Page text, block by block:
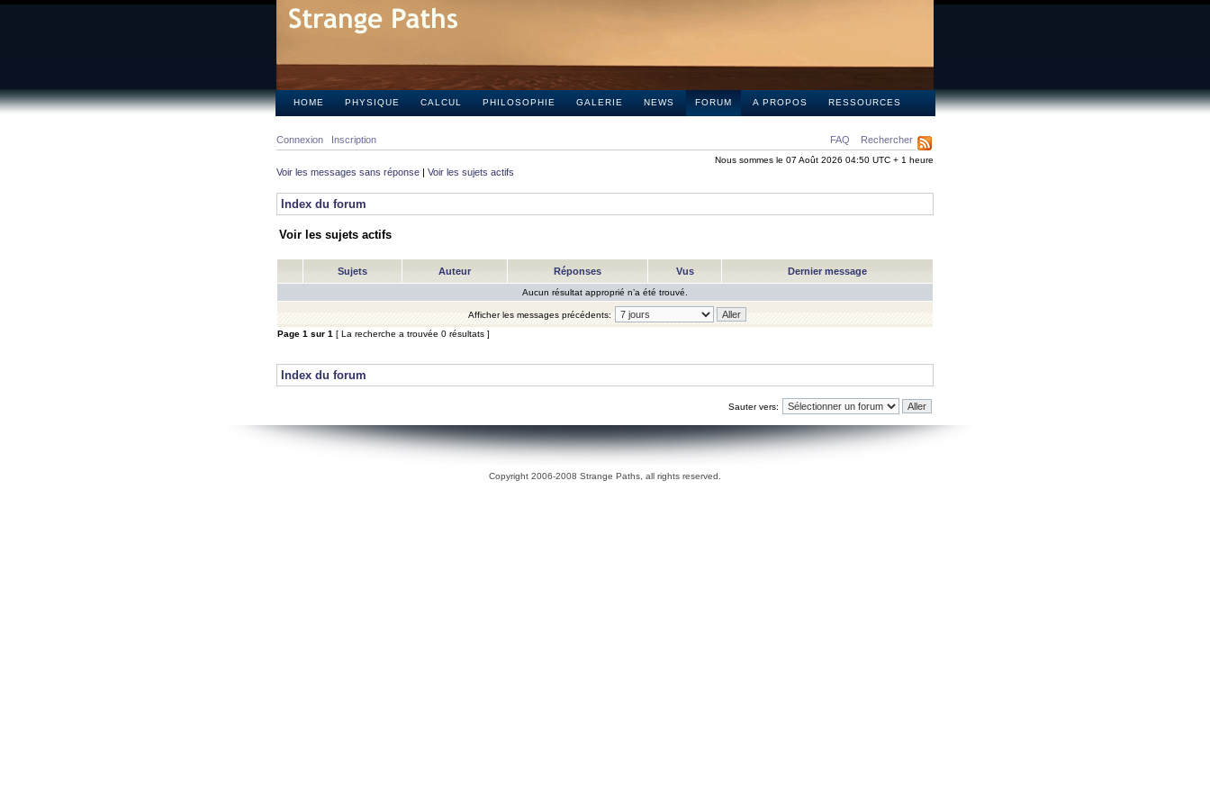
HOME PHYSIQUE CALCUL PHILOSOPHIE GALERIE NEWS FORUM A PROPOS RESSOURCES
FAQ Rechercher
Connexion Inscription
Nous sommes le 07 Août 2026 04:50 UTC + 1 heure
Voir les messages sans réponse | Voir les sujets actifs
Index du forum
Voir les sujets actifs
Sujets Auteur Réponses Vus Dernier message
Aucun résultat approprié n’a été trouvé.
Afficher les messages précédents:
Page 1 sur 1 [ La recherche a trouvée 0 résultats ]
Index du forum
Sauter vers:
Copyright 2006-2008 Strange Paths, all rights reserved.